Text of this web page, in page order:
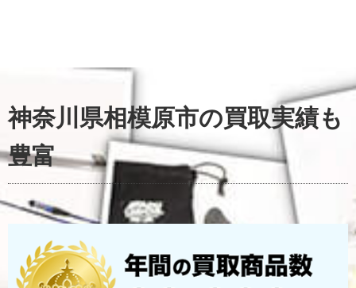
神奈川県相模原市の買取実績も
豊富